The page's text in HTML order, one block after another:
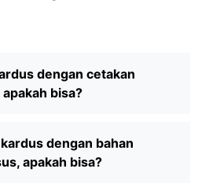
dengan cetakan
bisa?
dengan bahan
apakah bisa?